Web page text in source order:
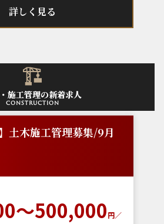
詳しく見る
施工管理の新着求人
construction
土木施工管理募集/9月
～500,000円／